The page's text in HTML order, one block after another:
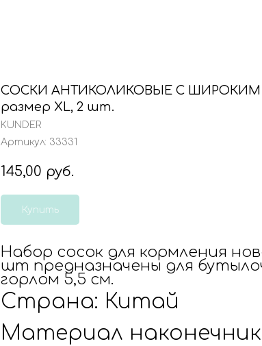
СОСКИ АНТИКОЛИКОВЫЕ С
размер XL, 2 шт.
KUNDER
Артикул: 33331
145,00 руб.
Купить
Набор сосок для кормления
шт предназначены для
горлом 5,5 см.
Страна: Китай
Материал